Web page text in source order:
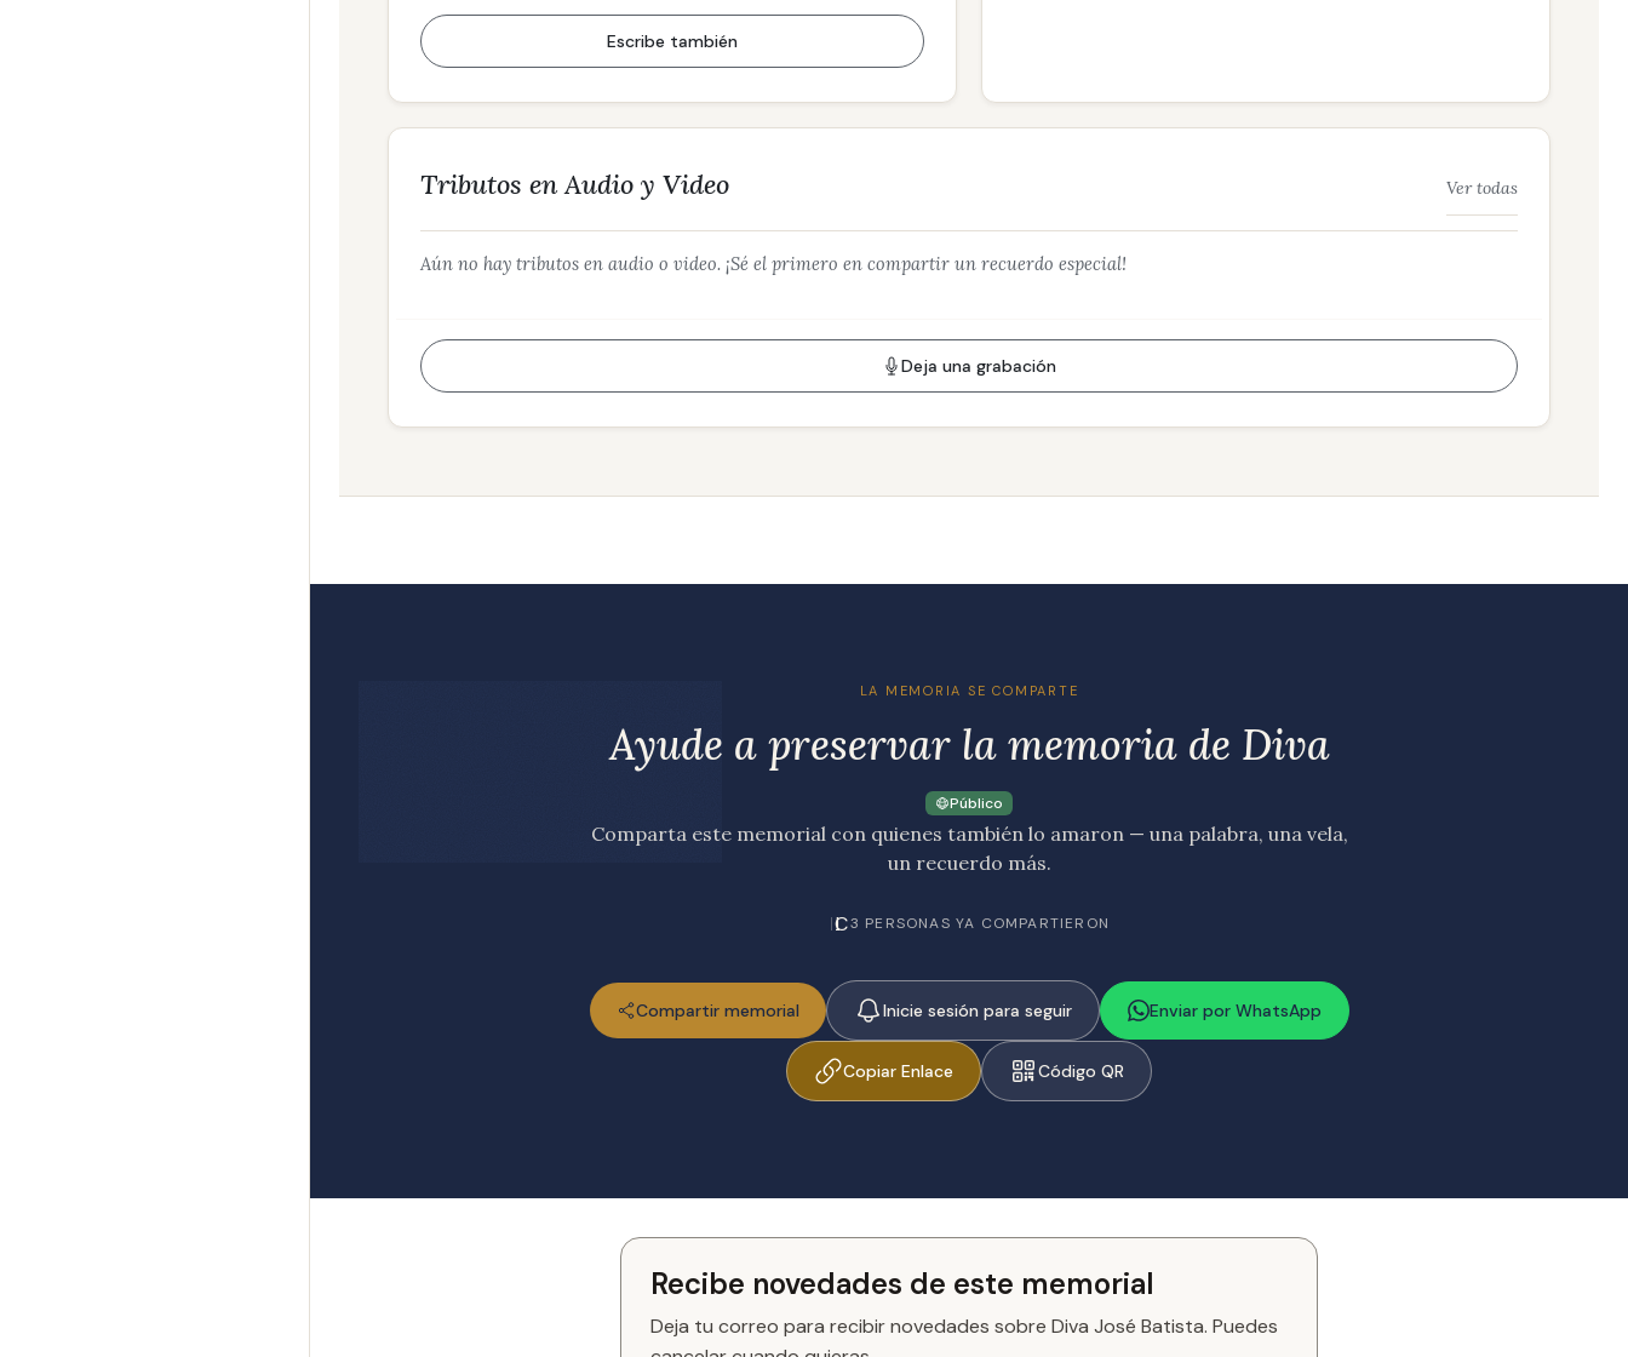
Escribe también
Tributos en Audio y Video Ver todas
Aún no hay tributos en audio o video. ¡Sé el primero en compartir un recuerdo especial!
Deja una grabación
LA MEMORIA SE COMPARTE
Ayude a preservar la memoria de Diva
Público
Comparta este memorial con quienes también lo amaron — una palabra, una vela,
un recuerdo más.
L
l
C3 PERSONAS YA COMPARTIERON
Compartir memorial Inicie sesión para seguir Enviar por WhatsApp
Copiar Enlace Código QR
Recibe novedades de este memorial
Deja tu correo para recibir novedades sobre Diva José Batista. Puedes